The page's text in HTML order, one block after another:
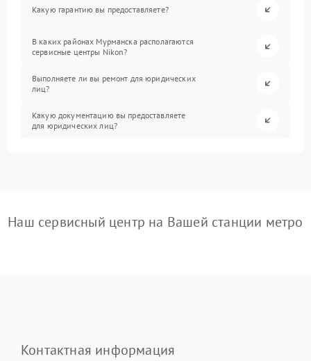
Какую гарантию вы предоставляете?
В каких районах Мурманска располагаются
сервисные центры Nikon?
Выполняете ли вы ремонт для юридических
лиц?
Какую документацию вы предоставляете
для юридических лиц?
Наш сервисный центр на Вашей станции метро
Контактная информация